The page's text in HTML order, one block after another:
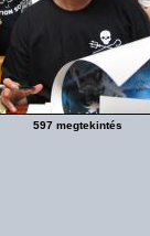
597 megtekintés